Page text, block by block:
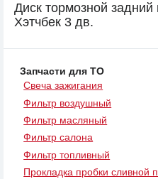
Диск тормозной
Хэтчбек 3 дв.
Запчасти для ТО
Свеча зажигания
Фильтр воздушный
Фильтр масляный
Фильтр салона
Фильтр топливный
Прокладка пробки сливной